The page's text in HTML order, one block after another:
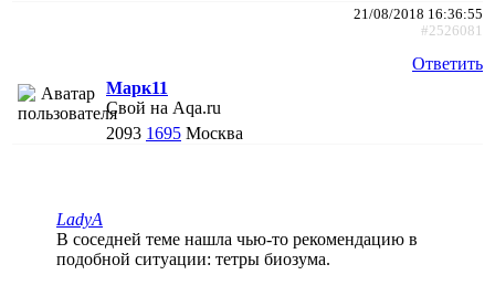
21/08/2018 16:36:55
#2526081
Ответить
Марк11
Свой на Aqa.ru
2093 1695 Москва
LadyA
В соседней теме нашла чью-то рекомендацию в
подобной ситуации: тетры биозума.